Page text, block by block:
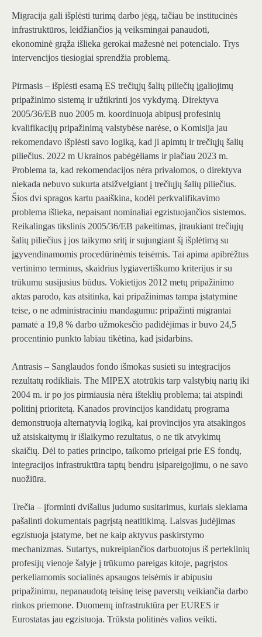
Migracija gali išplėsti turimą darbo jėgą, tačiau be institucinės
infrastruktūros, leidžiančios ją veiksmingai panaudoti,
ekonominė grąža išlieka gerokai mažesnė nei potencialo. Trys
intervencijos tiesiogiai sprendžia problemą.
Pirmasis – išplėsti esamą ES trečiųjų šalių piliečių įgaliojimų
pripažinimo sistemą ir užtikrinti jos vykdymą. Direktyva
2005/36/EB nuo 2005 m. koordinuoja abipusį profesinių
kvalifikacijų pripažinimą valstybėse narėse, o Komisija jau
rekomendavo išplėsti savo logiką, kad ji apimtų ir trečiųjų šalių
piliečius. 2022 m Ukrainos pabėgėliams ir plačiau 2023 m.
Problema ta, kad rekomendacijos nėra privalomos, o direktyva
niekada nebuvo sukurta atsižvelgiant į trečiųjų šalių piliečius.
Šios dvi spragos kartu paaiškina, kodėl perkvalifikavimo
problema išlieka, nepaisant nominaliai egzistuojančios sistemos.
Reikalingas tikslinis 2005/36/EB pakeitimas, įtraukiant trečiųjų
šalių piliečius į jos taikymo sritį ir sujungiant šį išplėtimą su
įgyvendinamomis procedūrinėmis teisėmis. Tai apima apibrėžtus
vertinimo terminus, skaidrius lygiavertiškumo kriterijus ir su
trūkumu susijusius būdus. Vokietijos 2012 metų pripažinimo
aktas parodo, kas atsitinka, kai pripažinimas tampa įstatymine
teise, o ne administraciniu mandagumu: pripažinti migrantai
pamatė a 19,8 % darbo užmokesčio padidėjimas ir buvo 24,5
procentinio punkto labiau tikėtina, kad įsidarbins.
Antrasis – Sanglaudos fondo išmokas susieti su integracijos
rezultatų rodikliais. The MIPEX atotrūkis tarp valstybių narių iki
2004 m. ir po jos pirmiausia nėra išteklių problema; tai atspindi
politinį prioritetą. Kanados provincijos kandidatų programa
demonstruoja alternatyvią logiką, kai provincijos yra atsakingos
už atsiskaitymų ir išlaikymo rezultatus, o ne tik atvykimų
skaičių. Dėl to paties principo, taikomo prieigai prie ES fondų,
integracijos infrastruktūra taptų bendru įsipareigojimu, o ne savo
nuožiūra.
Trečia – įforminti dvišalius judumo susitarimus, kuriais siekiama
pašalinti dokumentais pagrįstą neatitikimą. Laisvas judėjimas
egzistuoja įstatyme, bet ne kaip aktyvus paskirstymo
mechanizmas. Sutartys, nukreipiančios darbuotojus iš perteklinių
profesijų vienoje šalyje į trūkumo pareigas kitoje, pagrįstos
perkeliamomis socialinės apsaugos teisėmis ir abipusiu
pripažinimu, nepanaudotą teisinę teisę paverstų veikiančia darbo
rinkos priemone. Duomenų infrastruktūra perEURES ir
Eurostatas jau egzistuoja. Trūksta politinės valios veikti.